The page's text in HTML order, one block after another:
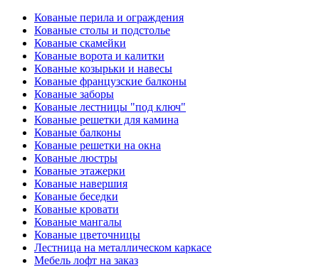
Кованые перила и ограждения
Кованые столы и подстолье
Кованые скамейки
Кованые ворота и калитки
Кованые козырьки и навесы
Кованые французские балконы
Кованые заборы
Кованые лестницы "под ключ"
Кованые решетки для камина
Кованые балконы
Кованые решетки на окна
Кованые люстры
Кованые этажерки
Кованые навершия
Кованые беседки
Кованые кровати
Кованые мангалы
Кованые цветочницы
Лестница на металлическом каркасе
Мебель лофт на заказ